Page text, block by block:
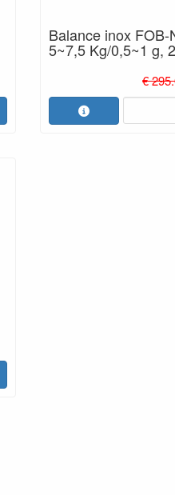
Balance inox FOB-
5~7,5 Kg/0,5~1 g,
€